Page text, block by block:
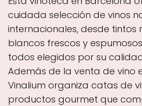
cuidada selección de vinos
internacionales, desde tintos
blancos frescos y
todos elegidos por su
Además de la venta de vino
Vinalium organiza catas de
productos gourmet que